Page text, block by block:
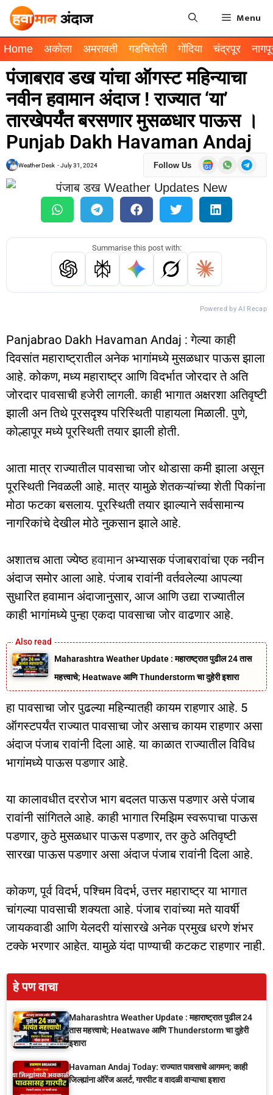
Menu
Home अकोला अमरावती गडचिरोली गोंदिया चंद्रपूर
पंजाबराव डख यांचा ऑगस्ट महिन्याचा
नवीन हवामान अंदाज ! राज्यात ‘या’
तारखेपर्यंत बरसणार मुसळधार पाऊस ।
Punjab Dakh Havaman Andaj
Weather Desk -July 31, 2024 Follow Us
Summarise this post with:
Powered by AI Recap
Panjabrao Dakh Havaman Andaj : गेल्या काही
दिवसांत महाराष्ट्रातील अनेक भागांमध्ये मुसळधार पाऊस झाला
आहे. कोकण, मध्य महाराष्ट्र आणि विदर्भात जोरदार ते अति
जोरदार पावसाची हजेरी लागली. काही भागात अक्षरशा अतिवृष्टी
झाली अन तिथे पूरसदृश्य परिस्थिती पाहायला मिळाली. पुणे,
कोल्हापूर मध्ये पूरस्थिती तयार झाली होती.
आता मात्र राज्यातील पावसाचा जोर थोडासा कमी झाला असून
पूरस्थिती निवळली आहे. मात्र यामुळे शेतकऱ्यांच्या शेती पिकांना
मोठा फटका बसलाय. पूरस्थिती तयार झाल्याने सर्वसामान्य
नागरिकांचे देखील मोठे नुकसान झाले आहे.
अशातच आता ज्येष्ठहवामानअभ्यासक पंजाबरावांचा एक नवीन
अंदाज समोर आला आहे. पंजाब रावांनी वर्तवलेल्या आपल्या
सुधारित हवामान अंदाजानुसार, आज आणि उद्या राज्यातील
काही भागांमध्ये पुन्हा एकदा पावसाचा जोर वाढणार आहे.
Maharashtra Weather Update : महाराष्ट्रात पुढील 24 तास
महत्त्वाचे; Heatwave आणि Thunderstorm चा दुहेरी इशारा
हा पावसाचा जोर पुढल्या महिन्यातही कायम राहणार आहे. 5
ऑगस्टपर्यंत राज्यात पावसाचा जोर असाच कायम राहणार असा
अंदाज पंजाब रावांनी दिला आहे. या काळात राज्यातील विविध
भागांमध्ये पाऊस पडणार आहे.
या कालावधीत दररोज भाग बदलत पाऊस पडणार असे पंजाब
रावांनी सांगितले आहे. काही भागात रिमझिम स्वरूपाचा पाऊस
पडणार, कुठे मुसळधार पाऊस पडणार, तर कुठे अतिवृष्टी
सारखा पाऊस पडणार असा अंदाज पंजाब रावांनी दिला आहे.
कोकण, पूर्व विदर्भ, पश्चिम विदर्भ, उत्तर महाराष्ट्र या भागात
चांगल्या पावसाची शक्यता आहे. पंजाब रावांच्या मते यावर्षी
जायकवाडी आणि येलदरी यांसारखे अनेक प्रमुख धरणे शंभर
टक्के भरणार आहेत. यामुळे यंदा पाण्याची कटकट राहणार नाही.
हे पण वाचा
Maharashtra Weather Update : महाराष्ट्रात पुढील 24
तास महत्त्वाचे; Heatwave आणि Thunderstorm चा दुहेरी
इशारा
Havaman Andaj Today: राज्यात पावसाचे आगमन; काही
जिल्ह्यांना ऑरेंज अलर्ट, गारपीट व वादळी वाऱ्याचा इशारा